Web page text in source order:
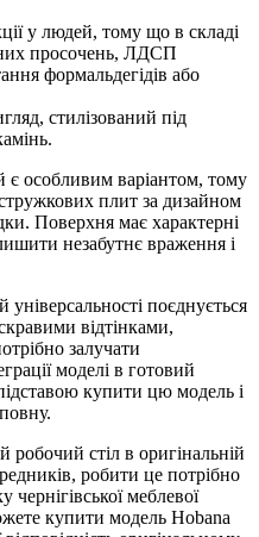
у людей, тому що в складі
просочень, ЛДСП
формальдегідів або
стилізований під
є особливим варіантом, тому
плит за дизайном
Поверхня має характерні
незабутнє враження і
універсальності поєднується
відтінками,
залучати
моделі в готовий
купити цю модель і
стіл в оригінальній
робити це потрібно
меблевої
купити модель Hobana